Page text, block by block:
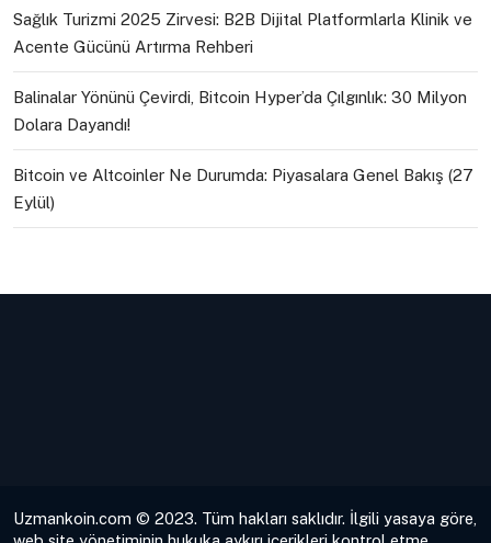
Sağlık Turizmi 2025 Zirvesi: B2B Dijital Platformlarla Klinik ve
Acente Gücünü Artırma Rehberi
Balinalar Yönünü Çevirdi, Bitcoin Hyper’da Çılgınlık: 30 Milyon
Dolara Dayandı!
Bitcoin ve Altcoinler Ne Durumda: Piyasalara Genel Bakış (27
Eylül)
Uzmankoin.com © 2023. Tüm hakları saklıdır. İlgili yasaya göre,